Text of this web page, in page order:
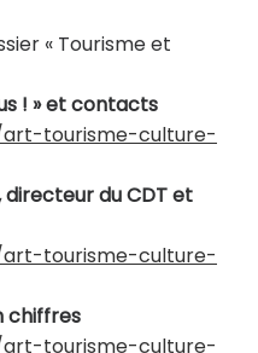
« Tourisme et
! » et contacts
tourisme-culture-
directeur du CDT et
tourisme-culture-
chiffres
tourisme-culture-